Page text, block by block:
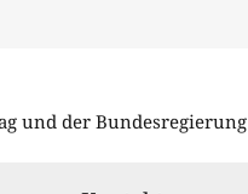
und der Bundesregierung